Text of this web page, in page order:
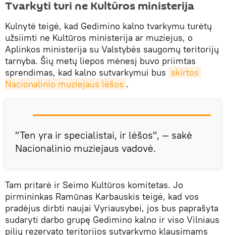
Tvarkyti turi ne Kultūros ministerija
Kulnytė teigė, kad Gedimino kalno tvarkymu turėtų
užsiimti ne Kultūros ministerija ar muziejus, o
Aplinkos ministerija su Valstybės saugomų teritorijų
tarnyba. Šių metų liepos mėnesį buvo priimtas
sprendimas, kad kalno sutvarkymui bus skirtos
Nacionalinio muziejaus lėšos .
"Ten yra ir specialistai, ir lėšos", — sakė
Nacionalinio muziejaus vadovė.
Tam pritarė ir Seimo Kultūros komitetas. Jo
pirmininkas Ramūnas Karbauskis teigė, kad vos
pradėjus dirbti naujai Vyriausybei, jos bus paprašyta
sudaryti darbo grupę Gedimino kalno ir viso Vilniaus
pilių rezervato teritorijos sutvarkymo klausimams